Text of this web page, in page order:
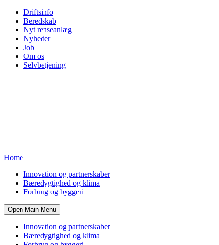
Driftsinfo
Beredskab
Nyt renseanlæg
Nyheder
Job
Om os
Selvbetjening
Home
Innovation og partnerskaber
Bæredygtighed og klima
Forbrug og byggeri
Open Main Menu
Innovation og partnerskaber
Bæredygtighed og klima